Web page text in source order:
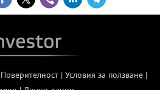
Поверителност| Условия за ползване|